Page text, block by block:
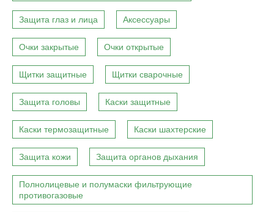
Защита глаз и лица Аксессуары
Очки закрытые Очки открытые
Щитки защитные Щитки сварочные
Защита головы Каски защитные
Каски термозащитные Каски шахтерские
Защита кожи Защита органов дыхания
Полнолицевые и полумаски фильтрующие
противогазовые